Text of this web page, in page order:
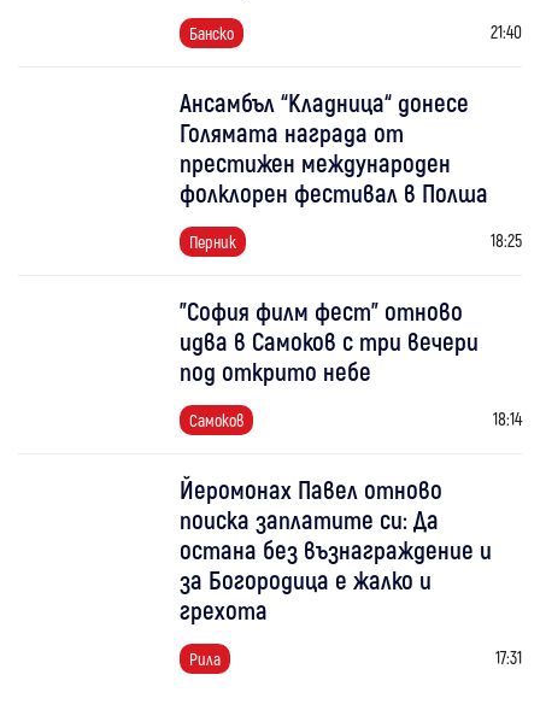
Банско 21:40
Ансамбъл “Кладница“ донесе
Голямата награда от
престижен международен
фолклорен фестивал в Полша
Перник 18:25
"София филм фест" отново
идва в Самоков с три вечери
под открито небе
Самоков 18:14
Йеромонах Павел отново
поиска заплатите си: Да
остана без възнаграждение и
за Богородица е жалко и
грехота
Рила 17:31